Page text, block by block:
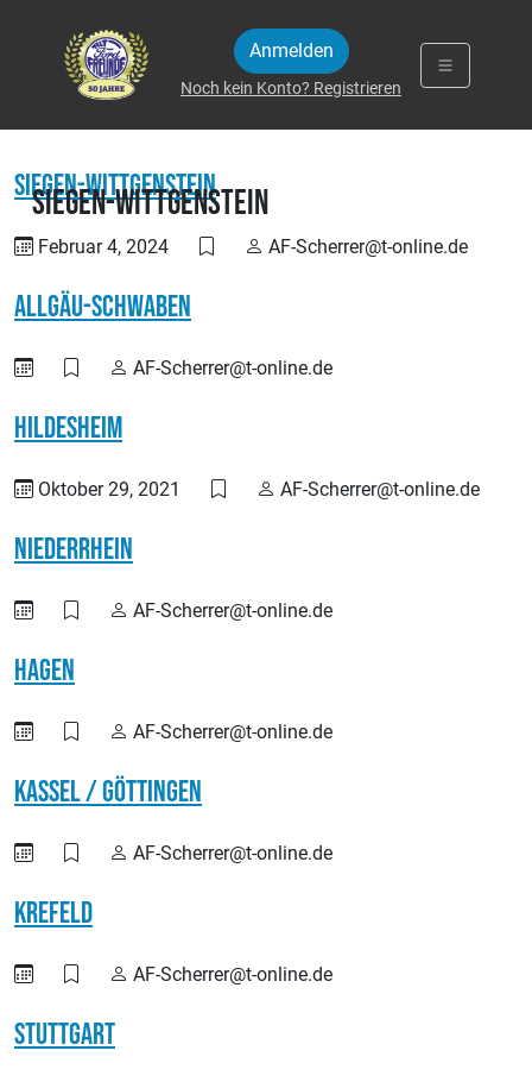
Anmelden
Noch kein Konto? Registrieren
Siegen-Wittgenstein
Siegen-Wittgenstein
Februar 4, 2024 AF-Scherrer@t-online.de
Allgäu-Schwaben
AF-Scherrer@t-online.de
Hildesheim
Oktober 29, 2021 AF-Scherrer@t-online.de
Niederrhein
AF-Scherrer@t-online.de
Hagen
AF-Scherrer@t-online.de
Kassel / Göttingen
AF-Scherrer@t-online.de
Krefeld
AF-Scherrer@t-online.de
Stuttgart